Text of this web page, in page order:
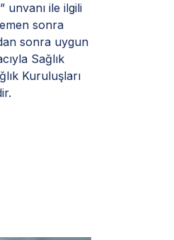
unvanı ile ilgili
sonra
sonra uygun
Sağlık
Kuruluşları